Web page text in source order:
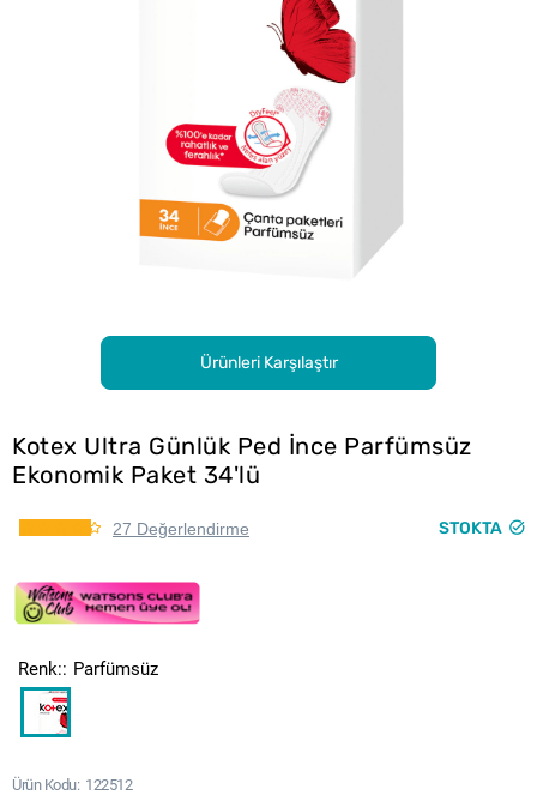
Ürünleri Karşılaştır
Kotex Ultra Günlük Ped İnce Parfümsüz
Ekonomik Paket 34'lü
27 Değerlendirme STOKTA
Ürün Kodu 122512
Renk: Parfümsüz